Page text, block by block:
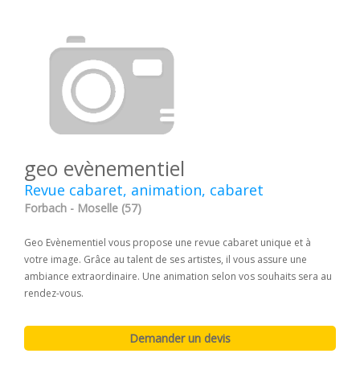
geo evènementiel
Revue cabaret, animation, cabaret
Forbach - Moselle (57)
Geo Evènementiel vous propose une revue cabaret unique et à
votre image. Grâce au talent de ses artistes, il vous assure une
ambiance extraordinaire. Une animation selon vos souhaits sera au
rendez-vous.